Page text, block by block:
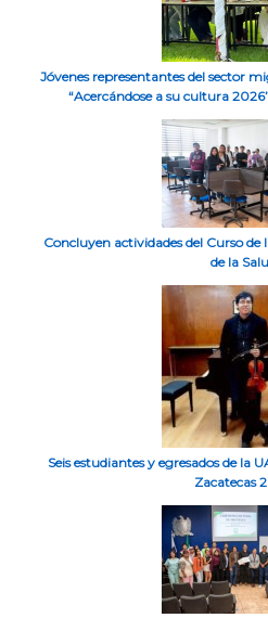
Jóvenes representantes del sector
“Acercándose a su cultura
Concluyen actividades del Curso de
de la
Seis estudiantes y egresados de la
Zacatecas